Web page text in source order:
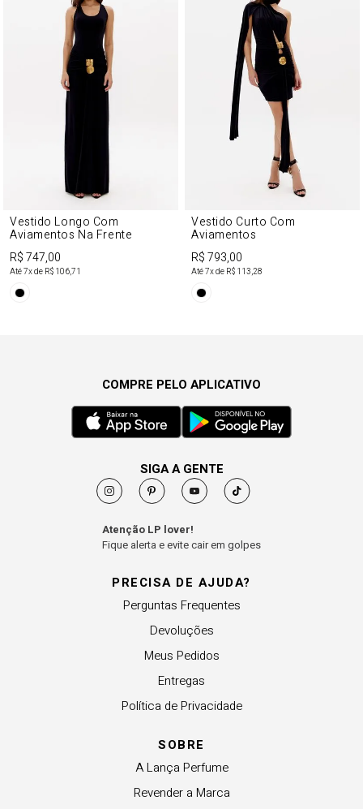
Vestido Longo Com
Aviamentos Na Frente
R$ 747,00
Até7x de R$ 106,71
Vestido Curto Com
Aviamentos
R$ 793,00
Até7x de R$ 113,28
PRECISA DE AJUDA?
Perguntas Frequentes
Devoluções
Meus Pedidos
Entregas
Política de Privacidade
SOBRE
A Lança Perfume
Revender a Marca
COMPRE PELO APLICATIVO
SIGA A GENTE
Atenção LP lover!
Fique alerta e evite cair em golpes